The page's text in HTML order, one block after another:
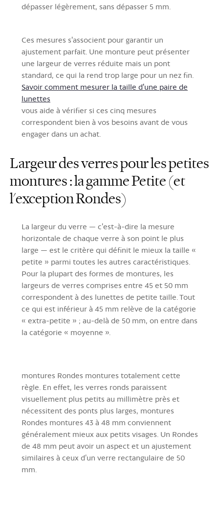
dépasser légèrement, sans dépasser 5 mm.
Ces mesures s'associent pour garantir un
ajustement parfait. Une monture peut présenter
une largeur de verres réduite mais un pont
standard, ce qui la rend trop large pour un nez fin.
Savoir comment mesurer la taille d'une paire de
lunettes
vous aide à vérifier si ces cinq mesures
correspondent bien à vos besoins avant de vous
engager dans un achat.
Largeur des verres pour les petites
montures : la gamme Petite (et
l'exception Rondes)
La largeur du verre — c'est-à-dire la mesure
horizontale de chaque verre à son point le plus
large — est le critère qui définit le mieux la taille «
petite » parmi toutes les autres caractéristiques.
Pour la plupart des formes de montures, les
largeurs de verres comprises entre 45 et 50 mm
correspondent à des lunettes de petite taille . Tout
ce qui est inférieur à 45 mm relève de la catégorie
« extra-petite » ; au-delà de 50 mm, on entre dans
la catégorie « moyenne ».
montures Rondes montures totalement cette
règle. En effet, les verres ronds paraissent
visuellement plus petits au millimètre près et
nécessitent des ponts plus larges, montures
Rondes montures 43 à 48 mm conviennent
généralement mieux aux petits visages. Un Rondes
de 48 mm peut avoir un aspect et un ajustement
similaires à ceux d’un verre rectangulaire de 50
mm.